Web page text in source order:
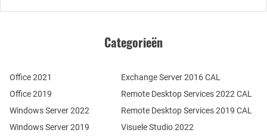
Categorieën
Office 2021
Office 2019
Windows Server 2022
Windows Server 2019
Remote Desktop Services 2022 CAL
Remote Desktop Services 2019 CAL
Exchange Server 2016 CAL
Visuele Studio 2022